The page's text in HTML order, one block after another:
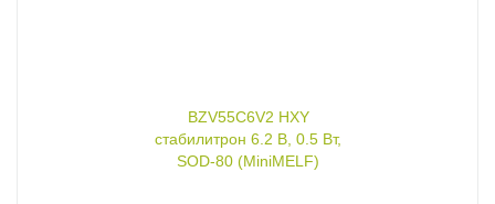
BZV55C6V2 HXY
стабилитрон 6.2 В, 0.5 Вт,
SOD-80 (MiniMELF)